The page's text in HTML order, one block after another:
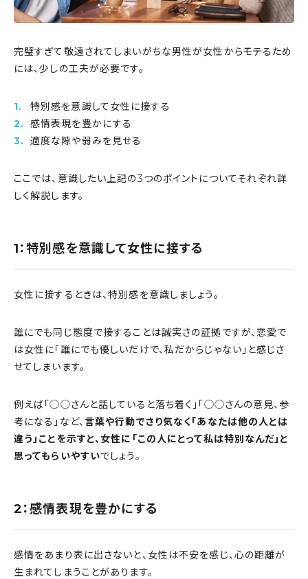
完璧すぎて敬遠されてしまいがちな男性が女性からモテるため
には、少しの工夫が必要です。
特別感を意識して女性に接する
感情表現を豊かにする
適度な隙や弱みを見せる
ここでは、意識したい上記の3つのポイントについてそれぞれ詳
しく解説します。
1：特別感を意識して女性に接する
女性に接するときは、特別感を意識しましょう。
誰にでも同じ態度で接することは誠実さの証拠ですが、恋愛で
は女性に「誰にでも優しいだけで、私だからじゃない」と感じさ
せてしまいます。
例えば「◯◯さんと話していると落ち着く」「◯◯さんの意見、参
考になる」など、 言葉や行動でさり気なく「あなたは他の人とは
違う」ことを示すと、女性に「この人にとって私は特別なんだ」と
思ってもらいやすいでしょう。
2：感情表現を豊かにする
感情をあまり表に出さないと、女性は不安を感じ、心の距離が
生まれてしまうことがあります。